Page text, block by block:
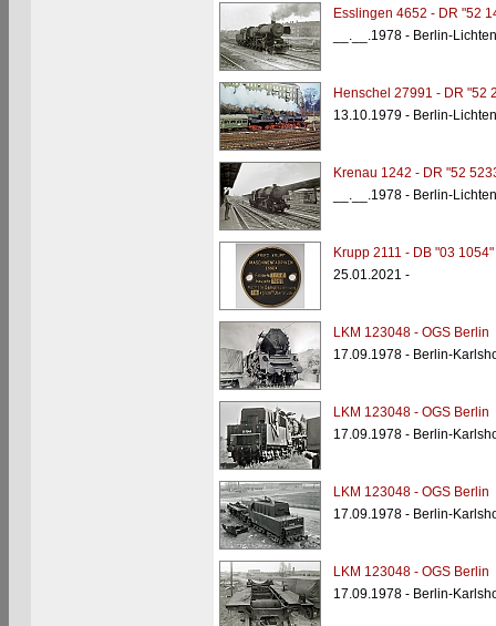
Esslingen 4652 - DR "52
__.__.1978 - Berlin-
Henschel 27991 - DR "52
13.10.1979 - Berlin-
Krenau 1242 - DR "52
__.__.1978 - Berlin-
Krupp 2111 - DB "03 1054"
25.01.2021 -
LKM 123048 - OGS Berlin
17.09.1978 - Berlin-
LKM 123048 - OGS Berlin
17.09.1978 - Berlin-
LKM 123048 - OGS Berlin
17.09.1978 - Berlin-
LKM 123048 - OGS Berlin
17.09.1978 - Berlin-